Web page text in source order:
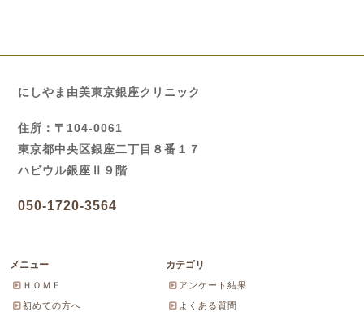
にしやま由美東京銀座クリニック
住所：〒104-0061
東京都中央区銀座二丁目８番１７
ハビウル銀座Ⅱ９階
050-1720-3564
メニュー
ＨＯＭＥ
初めての方へ
カテゴリ
アンケート結果
よくある質問